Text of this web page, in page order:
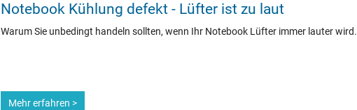
Notebook Kühlung defekt - Lüfter ist zu laut
Warum Sie unbedingt handeln sollten, wenn Ihr Notebook Lüfter immer lauter wird.
Mehr erfahren >